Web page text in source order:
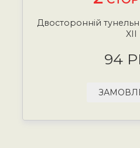
Двосторонній
XII
94